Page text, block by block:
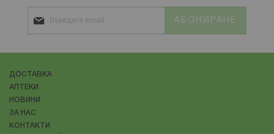
АБОНИРАНЕ
ДОСТАВКА
АПТЕКИ
НОВИНИ
ЗА НАС
КОНТАКТИ